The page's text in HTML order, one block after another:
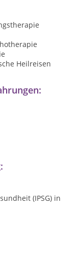
Heilreisen
(IPSG) in